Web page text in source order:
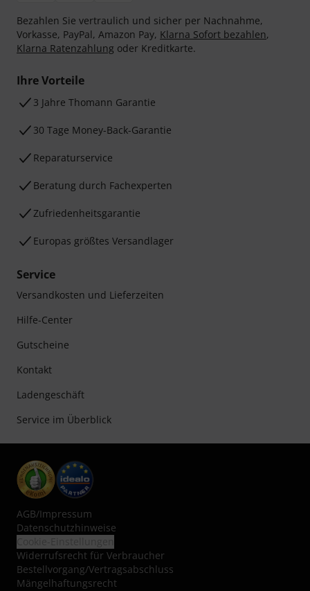
Bezahlen Sie vertraulich und sicher per Nachnahme,
Vorkasse, PayPal, Amazon Pay, Klarna Sofort bezahlen,
Klarna Ratenzahlung oder Kreditkarte.
Ihre Vorteile
3 Jahre Thomann Garantie
30 Tage Money-Back-Garantie
Reparaturservice
Beratung durch Fachexperten
Zufriedenheitsgarantie
Europas größtes Versandlager
Service
Versandkosten und Lieferzeiten
Hilfe-Center
Gutscheine
Kontakt
Ladengeschäft
Service im Überblick
AGB/Impressum
Datenschutzhinweise
Widerrufsrecht für Verbraucher
Bestellvorgang/Vertragsabschluss
Mängelhaftungsrecht